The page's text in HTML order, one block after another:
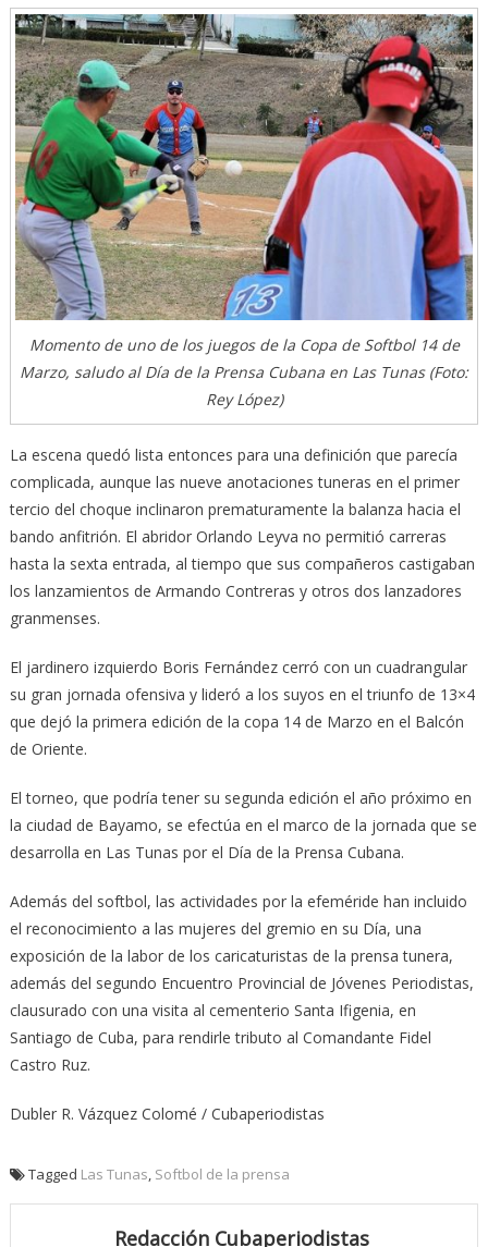
Momento de uno de los juegos de la Copa de Softbol 14 de
Marzo, saludo al Día de la Prensa Cubana en Las Tunas (Foto:
Rey López)
La escena quedó lista entonces para una definición que parecía
complicada, aunque las nueve anotaciones tuneras en el primer
tercio del choque inclinaron prematuramente la balanza hacia el
bando anfitrión. El abridor Orlando Leyva no permitió carreras
hasta la sexta entrada, al tiempo que sus compañeros castigaban
los lanzamientos de Armando Contreras y otros dos lanzadores
granmenses.
El jardinero izquierdo Boris Fernández cerró con un cuadrangular
su gran jornada ofensiva y lideró a los suyos en el triunfo de 13×4
que dejó la primera edición de la copa 14 de Marzo en el Balcón
de Oriente.
El torneo, que podría tener su segunda edición el año próximo en
la ciudad de Bayamo, se efectúa en el marco de la jornada que se
desarrolla en Las Tunas por el Día de la Prensa Cubana.
Además del softbol, las actividades por la efeméride han incluido
el reconocimiento a las mujeres del gremio en su Día, una
exposición de la labor de los caricaturistas de la prensa tunera,
además del segundo Encuentro Provincial de Jóvenes Periodistas,
clausurado con una visita al cementerio Santa Ifigenia, en
Santiago de Cuba, para rendirle tributo al Comandante Fidel
Castro Ruz.
Dubler R. Vázquez Colomé / Cubaperiodistas
Tagged Las Tunas Softbol de la prensa
Redacción Cubaperiodistas